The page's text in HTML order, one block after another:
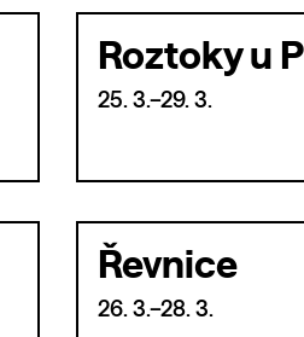
Roztoky u
25. 3.–29. 3.
Řevnice
26. 3.–28. 3.